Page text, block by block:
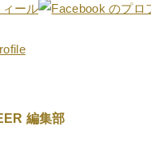
編集部